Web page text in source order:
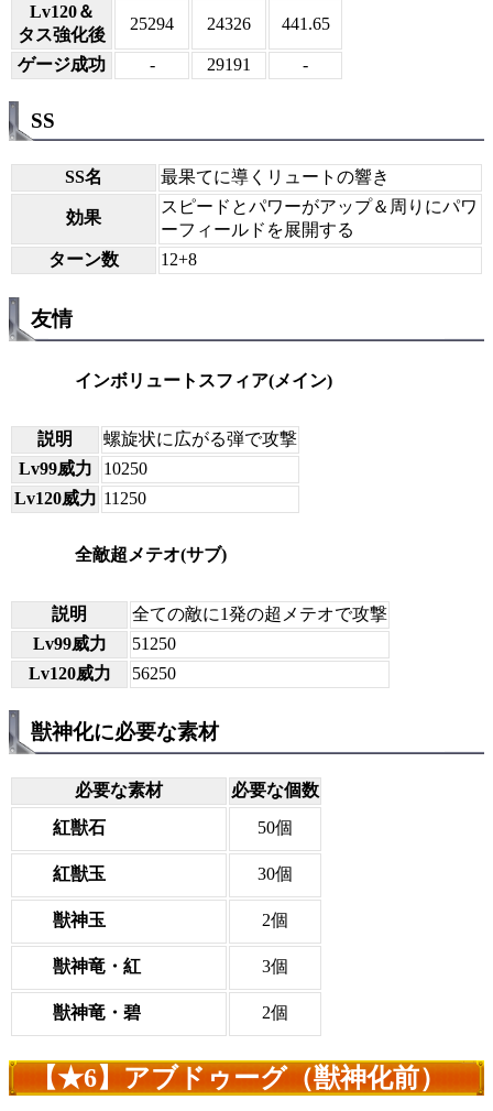
Lv120＆
タス強化後
25294 24326 441.65
ゲージ成功 - 29191 -
SS
SS名 最果てに導くリュートの響き
効果
スピードとパワーがアップ＆周りにパワ
ーフィールドを展開する
ターン数
12+8
友情
インボリュートスフィア(メイン)
説明
螺旋状に広がる弾で攻撃
Lv99威力
10250
Lv120威力 11250
全敵超メテオ(サブ)
説明
全ての敵に1発の超メテオで攻撃
Lv99威力
51250
Lv120威力
56250
獣神化に必要な素材
必要な素材
必要な個数
紅獣石
50個
紅獣玉 30個
獣神玉 2個
獣神竜・紅 3個
獣神竜・碧 2個
【★6】アブドゥーグ（獣神化前）